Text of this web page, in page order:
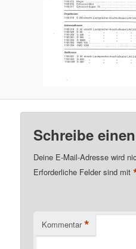
Schreibe
Deine E-Mail-Adresse wird
Erforderliche Felder sind mit
Kommentar *